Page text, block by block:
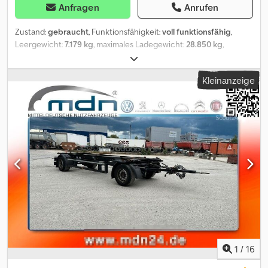
Anfragen Anrufen
Zustand:gebraucht, Funktionsfähigkeit:voll funktionsfähig,
Leergewicht:7.179 kg, maximales Ladegewicht:28.850 kg,
, Achsen-Konfiguration:
Erstzulassung:07/2018, nächste Prüfung (TÜV):05/2027,
2.490 mm,
Laderaumhöhe:
2.730 mm, Federung: 385/65,
Reifenzustand:70 %, Höchstgeschwindigkeit:260 km/h, Farbe:
Weiß, Anhängerbremse:Anhänger gebremst, Baujahr:2018,
Ausstattung:ABS, Zu Verkaufen - aus unserem eigenem Fuhrpark
- 1.Hand KÖGEL S24-3 * Koffer Trockenfracht mit Alu-Rolltor * 2 x
Liftachse BPW ECO Air * Code XL * Kögel Trockenfracht
Kofferauflieger * Aluminiumrolltor Wihag Train Plus * ideal für
Systemverkehr lose Ladung :* Ladungssicherungszertifikat DIN
EN 12642 Code XL *Doppelte Ankerschienen für
Ladungssicherung * Innen Stahlrammschutz rechts + links +
vorne * BPW mit Scheibenbremse + 2 fach Liftachse Rahmen KTL
beschichtet * VA-Radkappen * 4 x LED Innenbeleuchtung*
Beleuchtung komplett LED * Reserveradhalter für 2 Räder
Dcedpfxszr Hwwe Acpek Technische Details * Innenmaße:
Kleinanzeige
1 / 16